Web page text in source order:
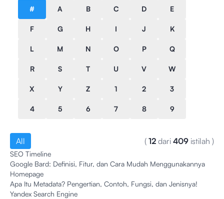
# A B C D E
F G H I J K
L M N O P Q
R S T U V W
X Y Z 1 2 3
4 5 6 7 8 9
All ( 12 dari 409 istilah )
SEO Timeline
Google Bard: Definisi, Fitur, dan Cara Mudah Menggunakannya
Homepage
Apa Itu Metadata? Pengertian, Contoh, Fungsi, dan Jenisnya!
Yandex Search Engine